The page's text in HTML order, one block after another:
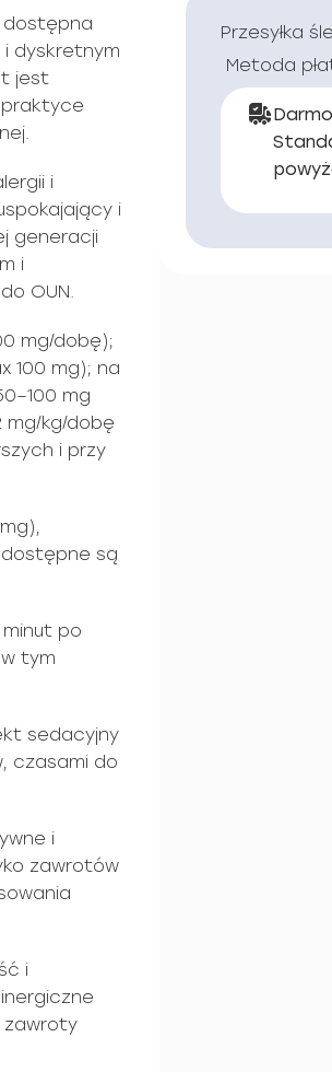
dostępna
dyskretnym
jest
praktyce
i
i
generacji
i
OUN.
mg/dobę);
100 mg); na
mg
mg/kg/dobę
i przy
dostępne są
minut po
tym
sedacyjny
czasami do
i
zawrotów
i
zawroty
Przesyłka
Metoda